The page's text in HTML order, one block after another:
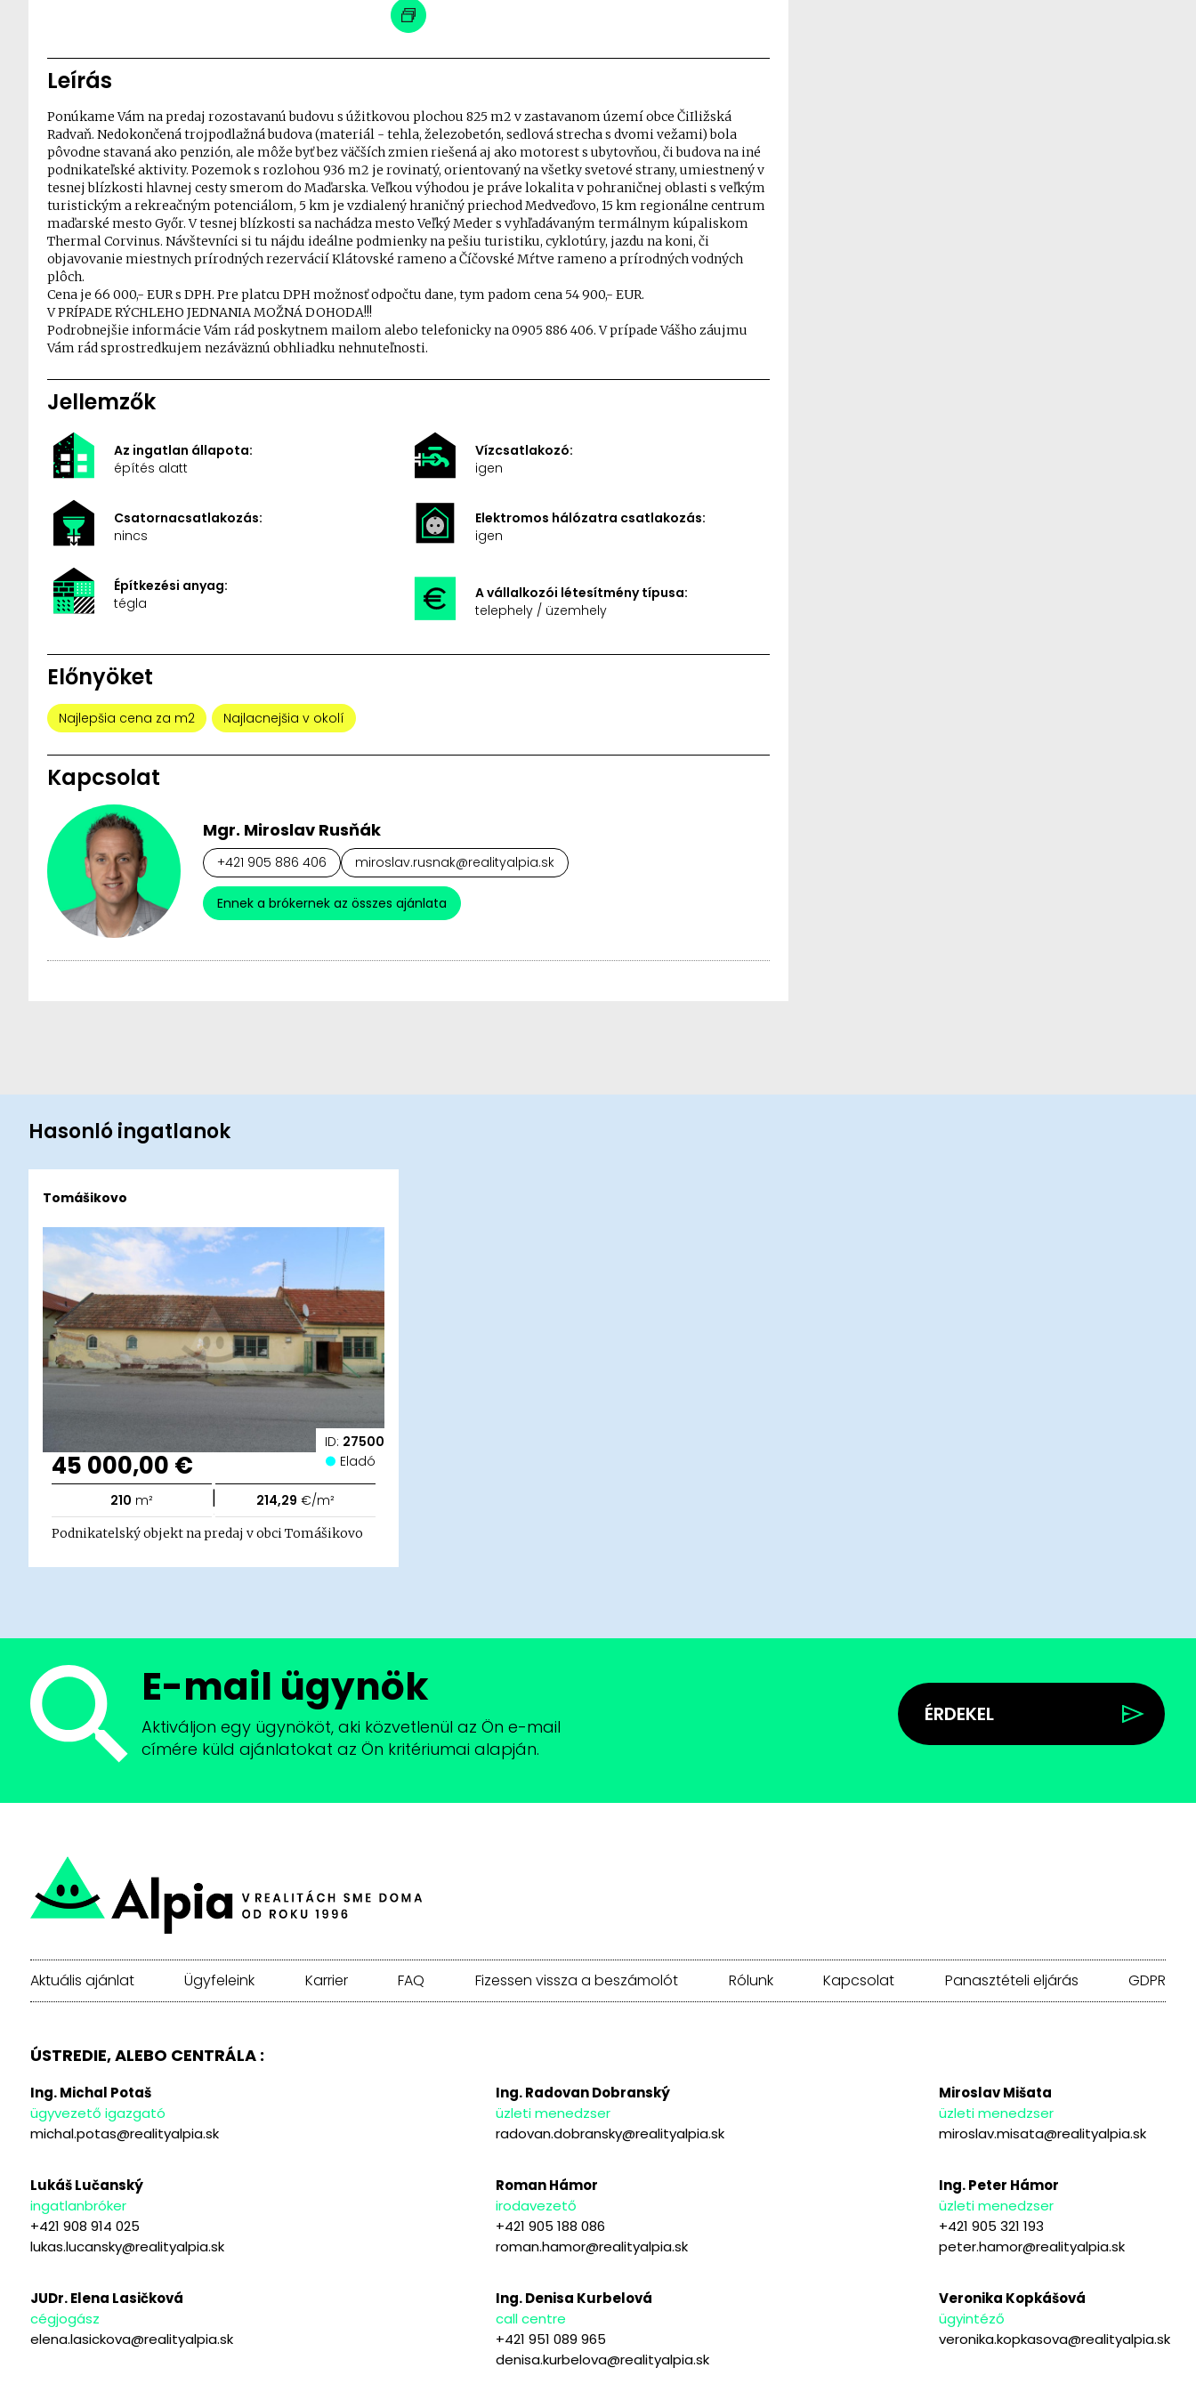
Leírás
Ponúkame Vám na predaj rozostavanú budovu s úžitkovou plochou 825 m2 v zastavanom území obce ČiIližská
Radvaň. Nedokončená trojpodlažná budova (materiál - tehla, železobetón, sedlová strecha s dvomi vežami) bola
pôvodne stavaná ako penzión, ale môže byť bez väčších zmien riešená aj ako motorest s ubytovňou, či budova na iné
podnikateľské aktivity. Pozemok s rozlohou 936 m2 je rovinatý, orientovaný na všetky svetové strany, umiestnený v
tesnej blízkosti hlavnej cesty smerom do Maďarska. Veľkou výhodou je práve lokalita v pohraničnej oblasti s veľkým
turistickým a rekreačným potenciálom, 5 km je vzdialený hraničný priechod Medveďovo, 15 km regionálne centrum
maďarské mesto Győr. V tesnej blízkosti sa nachádza mesto Veľký Meder s vyhľadávaným termálnym kúpaliskom
Thermal Corvinus. Návštevníci si tu nájdu ideálne podmienky na pešiu turistiku, cyklotúry, jazdu na koni, či
objavovanie miestnych prírodných rezervácií Klátovské rameno a Číčovské Mŕtve rameno a prírodných vodných
plôch.
Cena je 66 000,- EUR s DPH. Pre platcu DPH možnosť odpočtu dane, tym padom cena 54 900,- EUR.
V PRÍPADE RÝCHLEHO JEDNANIA MOŽNÁ DOHODA!!!
Podrobnejšie informácie Vám rád poskytnem mailom alebo telefonicky na 0905 886 406. V prípade Vášho záujmu
Vám rád sprostredkujem nezáväznú obhliadku nehnuteľnosti.
Jellemzők
Az ingatlan állapota:
építés alatt
Vízcsatlakozó:
igen
Csatornacsatlakozás:
nincs
Elektromos hálózatra csatlakozás:
igen
Építkezési anyag:
tégla
A vállalkozói létesítmény típusa:
telephely / üzemhely
Előnyöket
Najlepšia cena za m2 Najlacnejšia v okolí
Kapcsolat
Mgr. Miroslav Rusňák
+421 905 886 406 miroslav.rusnak@realityalpia.sk
Ennek a brókernek az összes ajánlata
Hasonló ingatlanok
ID: 27500
Tomášikovo
45 000,00 € Eladó
210 m² | 214,29 €/m²
Podnikatelský objekt na predaj v obci Tomášikovo
E-mail ügynök
Aktiváljon egy ügynököt, aki közvetlenül az Ön e-mail
címére küld ajánlatokat az Ön kritériumai alapján.
ÉRDEKEL
Aktuális ajánlat Ügyfeleink Karrier FAQ Fizessen vissza a beszámolót Rólunk Kapcsolat Panasztételi eljárás GDPR
ÚSTREDIE, ALEBO CENTRÁLA :
Ing. Michal Potaš
ügyvezető igazgató
michal.potas@realityalpia.sk
Ing. Radovan Dobranský
üzleti menedzser
radovan.dobransky@realityalpia.sk
Miroslav Mišata
üzleti menedzser
miroslav.misata@realityalpia.sk
Lukáš Lučanský
ingatlanbróker
+421 908 914 025
lukas.lucansky@realityalpia.sk
Roman Hámor
irodavezető
+421 905 188 086
roman.hamor@realityalpia.sk
Ing. Peter Hámor
üzleti menedzser
+421 905 321 193
peter.hamor@realityalpia.sk
JUDr. Elena Lasičková
cégjogász
elena.lasickova@realityalpia.sk
Ing. Denisa Kurbelová
call centre
+421 951 089 965
denisa.kurbelova@realityalpia.sk
Veronika Kopkášová
ügyintéző
veronika.kopkasova@realityalpia.sk